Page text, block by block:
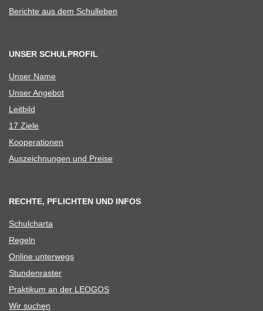
Berichte aus dem Schulleben
UNSER SCHULPROFIL
Unser Name
Unser Ange­bot
Leit­bild
17 Ziele
Koope­ra­tio­nen
Aus­zeich­nun­gen und Preise
RECHTE, PFLICHTEN UND INFOS
Schul­charta
Regeln
Online unter­wegs
Stun­den­ras­ter
Prak­ti­kum an der LEOGOS
Wir suchen